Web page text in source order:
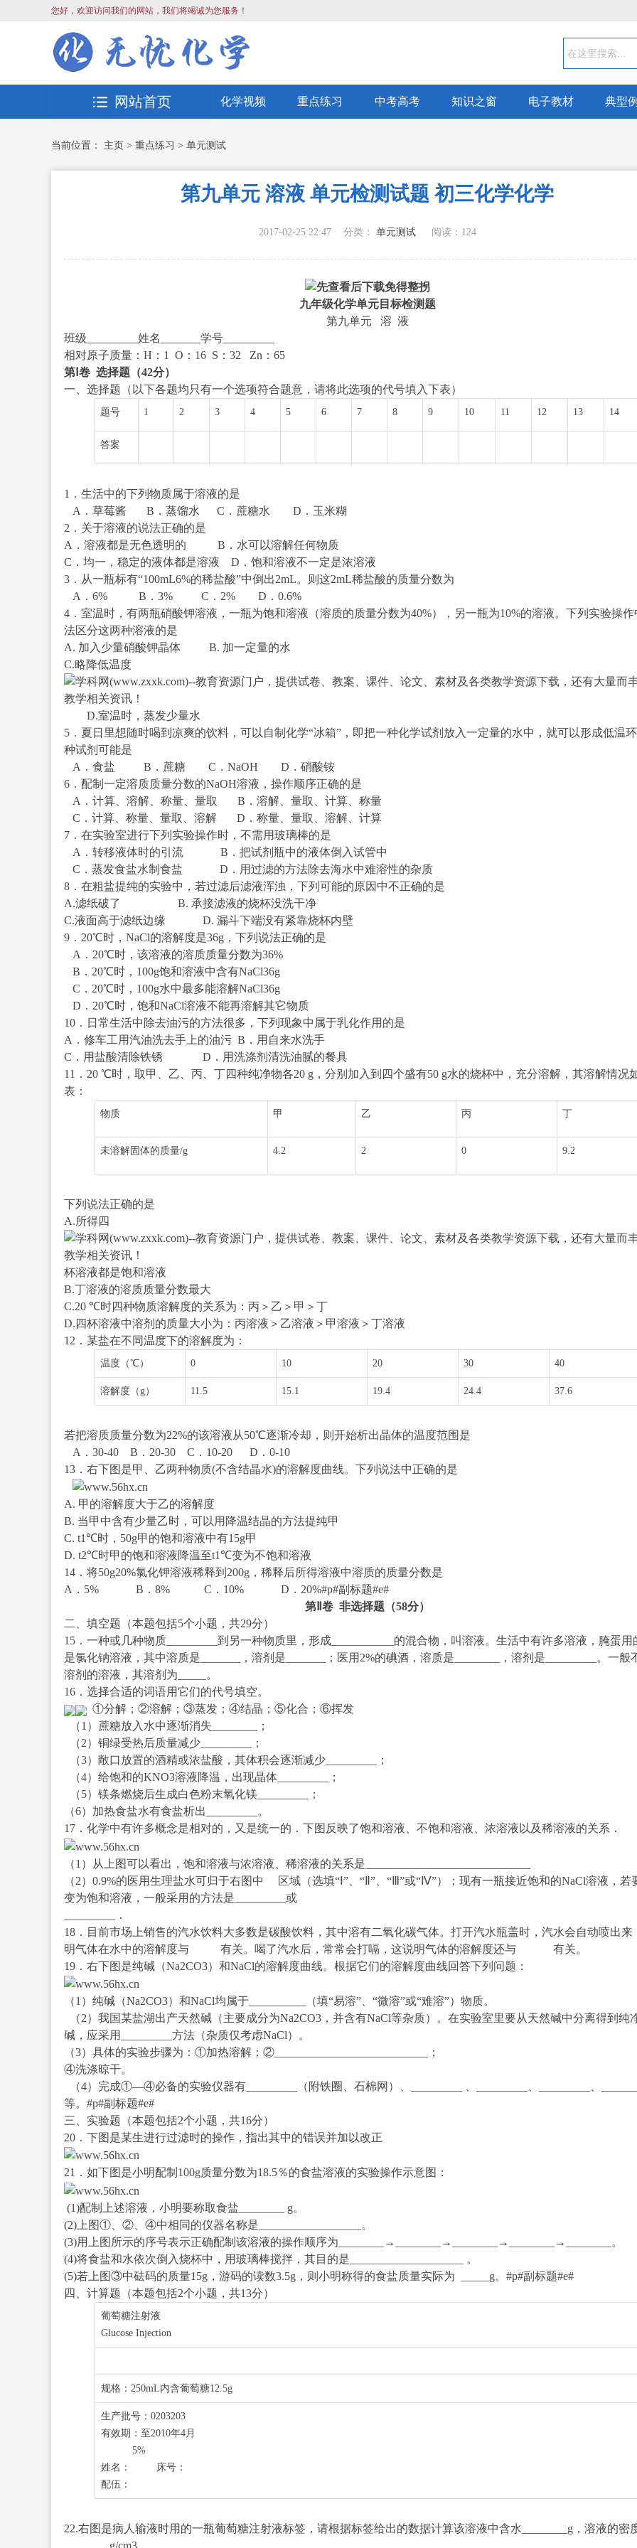
您好，欢迎访问我们的网站，我们将竭诚为您服务！
化学视频 重点练习 中考高考 知识之窗 电子教材 典型
网站首页
当前位置： 主页 > 重点练习 > 单元测试
第九单元 溶液 单元检测试题 初三化学化学
2017-02-25 22:47 分类：单元测试 阅读： 124
九年级化学单元目标检测题
第九单元 溶 液
班级_________姓名_______学号_________
相对原子质量：H：1 O：16 S：32 Zn：65
第Ⅰ卷 选择题（42分）
一、选择题（以下各题均只有一个选项符合题意，请将此选项的代号填入下表）
题号 1 2 3 4 5 6 7 8 9 10 11 12 13 14
答案
1．生活中的下列物质属于溶液的是
A．草莓酱 B．蒸馏水 C．蔗糖水 D．玉米糊
2．关于溶液的说法正确的是
A．溶液都是无色透明的 B．水可以溶解任何物质
C．均一，稳定的液体都是溶液 D．饱和溶液不一定是浓溶液
3．从一瓶标有“100mL6%的稀盐酸”中倒出2mL。则这2mL稀盐酸的质量分数为
A．6% B．3% C．2% D．0.6%
4．室温时，有两瓶硝酸钾溶液，一瓶为饱和溶液（溶质的质量分数为40%），另一瓶为10%的溶液。下列实验操作
法区分这两种溶液的是
A. 加入少量硝酸钾晶体 B. 加一定量的水
C.略降低温度
D.室温时，蒸发少量水
5．夏日里想随时喝到凉爽的饮料，可以自制化学“冰箱”，即把一种化学试剂放入一定量的水中，就可以形成低温
种试剂可能是
A．食盐 B．蔗糖 C．NaOH D．硝酸铵
6．配制一定溶质质量分数的NaOH溶液，操作顺序正确的是
A．计算、溶解、称量、量取 B．溶解、量取、计算、称量
C．计算、称量、量取、溶解 D．称量、量取、溶解、计算
7．在实验室进行下列实验操作时，不需用玻璃棒的是
A．转移液体时的引流 B．把试剂瓶中的液体倒入试管中
C．蒸发食盐水制食盐 D．用过滤的方法除去海水中难溶性的杂质
8．在粗盐提纯的实验中，若过滤后滤液浑浊，下列可能的原因中不正确的是
A.滤纸破了 B. 承接滤液的烧杯没洗干净
C.液面高于滤纸边缘 D. 漏斗下端没有紧靠烧杯内壁
9．20℃时，NaCl的溶解度是36g，下列说法正确的是
A．20℃时，该溶液的溶质质量分数为36%
B．20℃时，100g饱和溶液中含有NaCl36g
C．20℃时，100g水中最多能溶解NaCl36g
D．20℃时，饱和NaCl溶液不能再溶解其它物质
10．日常生活中除去油污的方法很多，下列现象中属于乳化作用的是
A．修车工用汽油洗去手上的油污 B．用自来水洗手
C．用盐酸清除铁锈 D．用洗涤剂清洗油腻的餐具
11．20 ℃时，取甲、乙、丙、丁四种纯净物各20 g，分别加入到四个盛有50 g水的烧杯中，充分溶解，其溶解情况
表：
物质 甲 乙 丙 丁
未溶解固体的质量/g 4.2 2 0 9.2
下列说法正确的是
A.所得四
杯溶液都是饱和溶液
B.丁溶液的溶质质量分数最大
C.20 ℃时四种物质溶解度的关系为：丙＞乙＞甲＞丁
D.四杯溶液中溶剂的质量大小为：丙溶液＞乙溶液＞甲溶液＞丁溶液
12．某盐在不同温度下的溶解度为：
温度（℃） 0 10 20 30 40
溶解度（g） 11.5 15.1 19.4 24.4 37.6
若把溶质质量分数为22%的该溶液从50℃逐渐冷却，则开始析出晶体的温度范围是
A．30-40 B．20-30 C．10-20 D．0-10
13．右下图是甲、乙两种物质(不含结晶水)的溶解度曲线。下列说法中正确的是
A. 甲的溶解度大于乙的溶解度
B. 当甲中含有少量乙时，可以用降温结晶的方法提纯甲
C. t1 ℃时，50g甲的饱和溶液中有15g甲
D. t2℃时甲的饱和溶液降温至t1 ℃变为不饱和溶液
14．将50g20%氯化钾溶液稀释到200g，稀释后所得溶液中溶质的质量分数是
A．5% B．8% C．10% D．20%#p#副标题#e#
第Ⅱ卷 非选择题（58分）
二、填空题（本题包括5个小题，共29分）
15．一种或几种物质_________到另一种物质里，形成___________的混合物，叫溶液。生活中有许多溶液，腌蛋用
是氯化钠溶液，其中溶质是_______，溶剂是_______；医用2%的碘酒，溶质是________，溶剂是_________。一般
溶剂的溶液，其溶剂为_____。
16．选择合适的词语用它们的代号填空。
①分解；②溶解；③蒸发；④结晶；⑤化合；⑥挥发
（1）蔗糖放入水中逐渐消失________；
（2）铜绿受热后质量减少_________；
（3）敞口放置的酒精或浓盐酸，其体积会逐渐减少_________；
（4）给饱和的KNO3溶液降温，出现晶体_________；
（5）镁条燃烧后生成白色粉末氧化镁_________；
（6）加热食盐水有食盐析出_________。
17．化学中有许多概念是相对的，又是统一的．下图反映了饱和溶液、不饱和溶液、浓溶液以及稀溶液的关系．
（1）从上图可以看出，饱和溶液与浓溶液、稀溶液的关系是_____________________________
（2）0.9%的医用生理盐水可归于右图中 区域（选填“Ⅰ”、“Ⅱ”、“Ⅲ”或“Ⅳ”）；现有一瓶接近饱和的NaCl溶液，若
变为饱和溶液，一般采用的方法是_________或
_________．
18．目前市场上销售的汽水饮料大多数是碳酸饮料，其中溶有二氧化碳气体。打开汽水瓶盖时，汽水会自动喷出来
明气体在水中的溶解度与 有关。喝了汽水后，常常会打嗝，这说明气体的溶解度还与 有关。
19．右下图是纯碱（Na2CO3）和NaCl的溶解度曲线。根据它们的溶解度曲线回答下列问题：
（1）纯碱（Na2CO3）和NaCl均属于__________（填“易溶”、“微溶”或“难溶”）物质。
（2）我国某盐湖出产天然碱（主要成分为Na2CO3，并含有NaCl等杂质）。在实验室里要从天然碱中分离得到纯
碱，应采用_________方法（杂质仅考虑NaCl）。
（3）具体的实验步骤为：①加热溶解；②___________________________；
④洗涤晾干。
（4）完成①—④必备的实验仪器有_________（附铁圈、石棉网）、_________ 、_________、_________、
等。#p#副标题#e#
三、实验题（本题包括2个小题，共16分）
20．下图是某生进行过滤时的操作，指出其中的错误并加以改正
21．如下图是小明配制100g质量分数为18.5％的食盐溶液的实验操作示意图：
(1)配制上述溶液，小明要称取食盐________ g。
(2)上图①、②、④中相同的仪器名称是__________________。
(3)用上图所示的序号表示正确配制该溶液的操作顺序为________→________→________→________→________。
(4)将食盐和水依次倒入烧杯中，用玻璃棒搅拌，其目的是____________________ 。
(5)若上图③中砝码的质量15g，游码的读数3.5g，则小明称得的食盐质量实际为 _____g。#p#副标题#e#
四、计算题（本题包括2个小题，共13分）
葡萄糖注射液
Glucose Injection
规格：250mL内含葡萄糖12.5g
生产批号：0203203
有效期：至2010年4月
5%
姓名： 床号：
配伍：
22.右图是病人输液时用的一瓶葡萄糖注射液标签，请根据标签给出的数据计算该溶液中含水________g，溶液的密
________g/cm3。